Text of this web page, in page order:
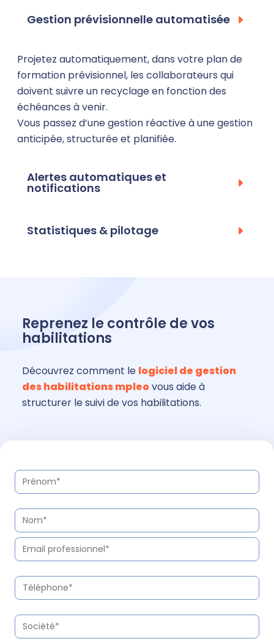
Gestion prévisionnelle automatisée
Projetez automatiquement, dans votre plan de
formation prévisionnel, les collaborateurs qui
doivent suivre un recyclage en fonction des
échéances à venir.
Vous passez d’une gestion réactive à une gestion
anticipée, structurée et planifiée.
Alertes automatiques et
notifications
Statistiques & pilotage
Reprenez le contrôle de vos
habilitations
Découvrez comment le logiciel de gestion
des habilitationsmpleovous aide à
structurer le suivi de vos habilitations.